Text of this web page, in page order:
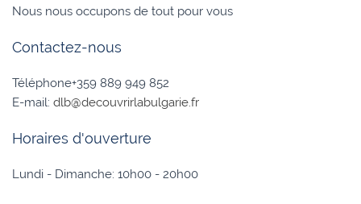
Nous nous occupons de tout pour vous
Contactez-nous
Téléphone+359 889 949 852
E-mail: dlb@decouvrirlabulgarie.fr
Horaires d'ouverture
Lundi - Dimanche: 10h00 - 20h00